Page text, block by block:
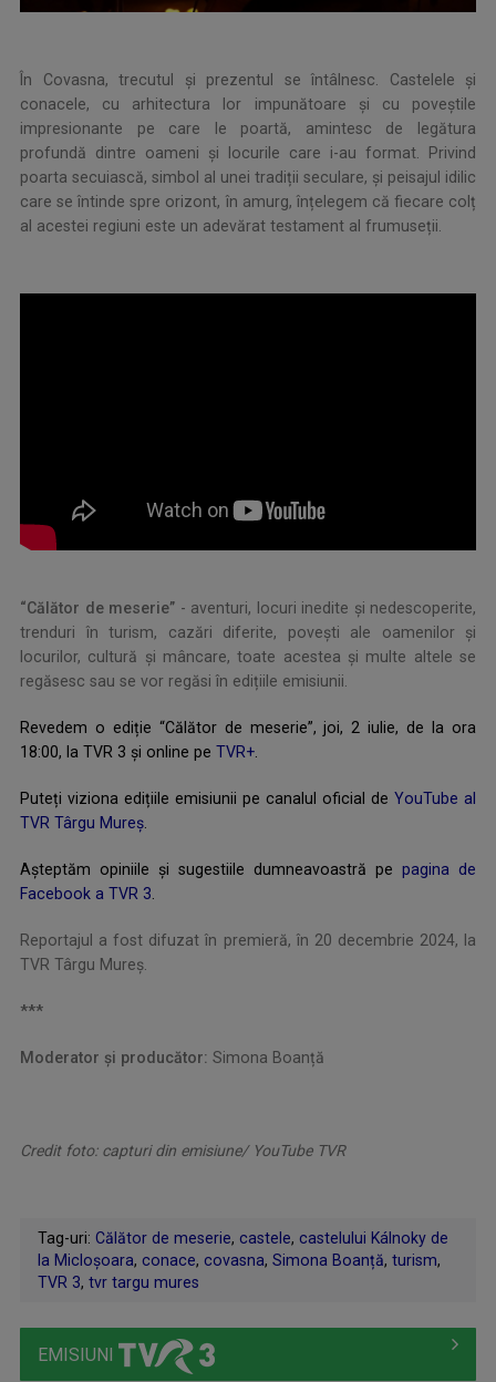
În Covasna, trecutul și prezentul se întâlnesc. Castelele și
conacele, cu arhitectura lor impunătoare și cu poveștile
impresionante pe care le poartă, amintesc de legătura
profundă dintre oameni și locurile care i-au format. Privind
poarta secuiască, simbol al unei tradiții seculare, și peisajul idilic
care se întinde spre orizont, în amurg, înțelegem că fiecare colț
al acestei regiuni este un adevărat testament al frumuseții.
“Călător de meserie” - aventuri, locuri inedite și nedescoperite,
trenduri în turism, cazări diferite, povești ale oamenilor și
locurilor, cultură și mâncare, toate acestea și multe altele se
regăsesc sau se vor regăsi în edițiile emisiunii.
Revedem o ediție “Călător de meserie”, joi, 2 iulie, de la ora
18:00, la TVR 3 și online pe TVR+.
Puteți viziona edițiile emisiunii pe canalul oficial de YouTube al
TVR Târgu Mureș.
Așteptăm opiniile și sugestiile dumneavoastră pe pagina de
Facebook a TVR 3.
Reportajul a fost difuzat în premieră, în 20 decembrie 2024, la
TVR Târgu Mureș.
***
Moderator și producător: Simona Boanță
Credit foto: capturi din emisiune/ YouTube TVR
Tag-uri: Călător de meserie, castele, castelului Kálnoky de
la Micloșoara, conace, covasna, Simona Boanță, turism,
TVR 3, tvr targu mures
EMISIUNI